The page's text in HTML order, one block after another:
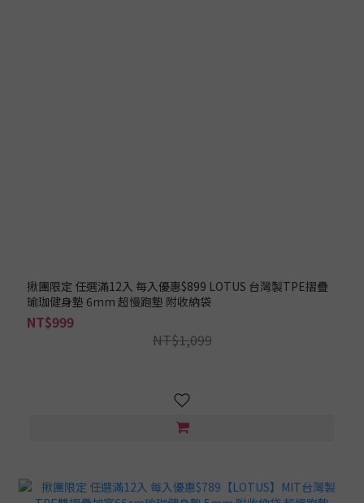
揪團限定 任選滿12入 每入優惠$899 LOTUS 台灣製TPE摺疊
瑜珈健身墊 6mm 超慢跑墊 附收納袋
NT$999
NT$1,099